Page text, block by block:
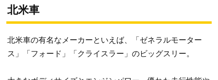
北米車
北米車の有名なメーカーといえば、「ゼネラルモーター
ス」「フォード」「クライスラー」のビッグスリー。